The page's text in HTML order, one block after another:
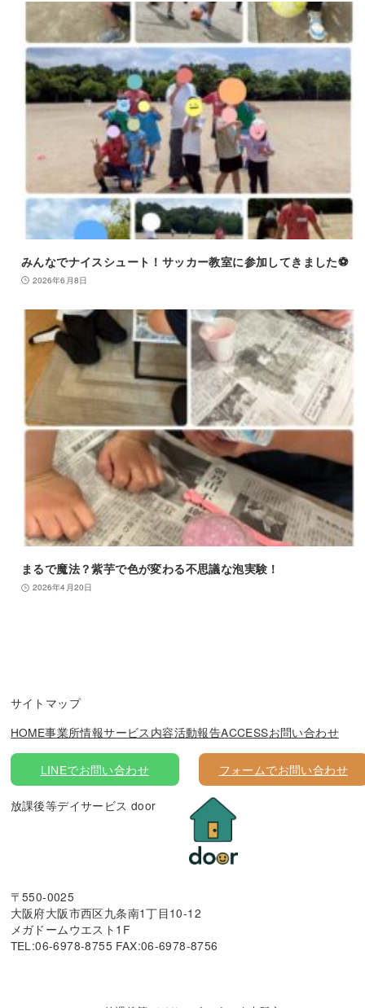
みんなでナイスシュート！サッカー教室に参加してきました⚽
2026年6月8日
まるで魔法？紫芋で色が変わる不思議な泡実験！
2026年4月20日
サイトマップ
HOME事業所情報サービス内容活動報告ACCESSお問い合わせ
LINEでお問い合わせ フォームでお問い合わせ
放課後等デイサービス door
〒550-0025
大阪府大阪市西区九条南1丁目10-12
メガドームウエスト1F
TEL:06-6978-8755 FAX:06-6978-8756